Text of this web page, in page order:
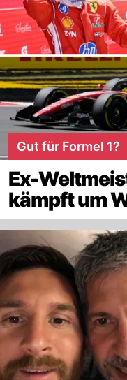
Gut für Formel 1?
Ex-
kämpft um